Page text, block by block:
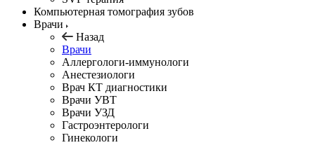
Компьютерная томография зубов
Врачи
Назад
Врачи
Аллергологи-иммунологи
Анестезиологи
Врач КТ диагностики
Врачи УВТ
Врачи УЗД
Гастроэнтерологи
Гинекологи